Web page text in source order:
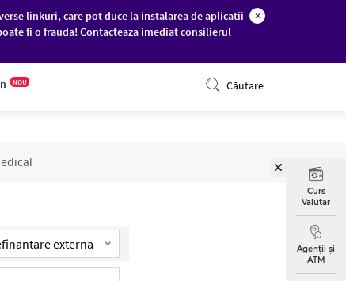
linkuri, care pot duce la instalarea de aplicatii
fi o frauda! Contacteaza imediat consilierul
×
NOU Căutare
Curs
Valutar
Agenții și
ATM